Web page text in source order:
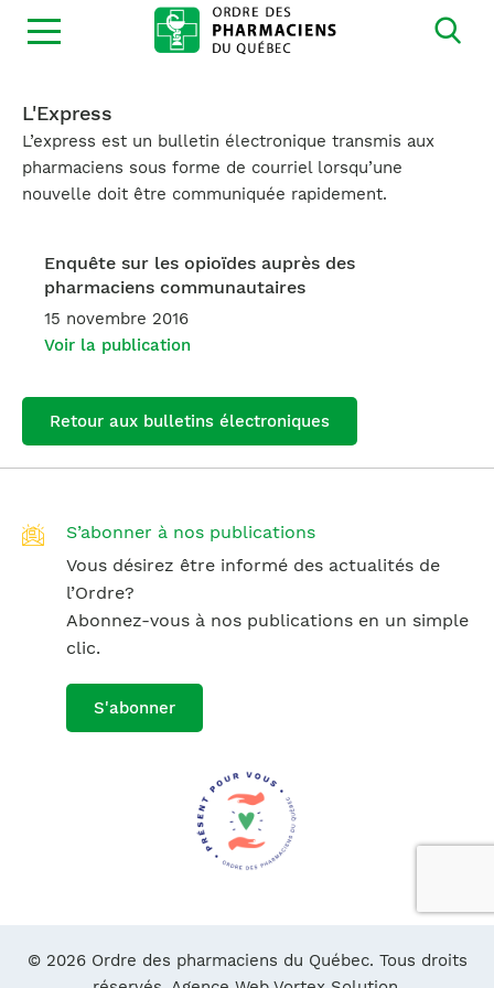
Ouvrir
la
L'Express
L’express est un bulletin électronique transmis aux
pharmaciens sous forme de courriel lorsqu’une
nouvelle doit être communiquée rapidement.
Enquête sur les opioïdes auprès des
pharmaciens communautaires
15 novembre 2016
Voir la publication
Retour aux bulletins électroniques
S’abonner à nos publications
Vous désirez être informé des actualités de
l’Ordre?
Abonnez-vous à nos publications en un simple
clic.
S'abonner
© 2026 Ordre des pharmaciens du Québec. Tous droits